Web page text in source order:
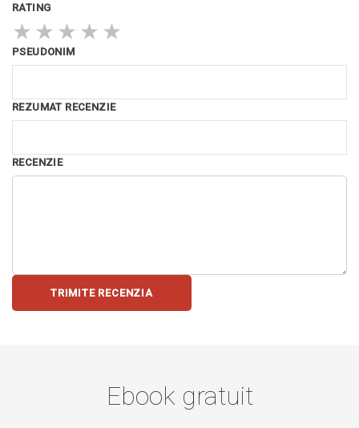
RATING
★ ★ ★ ★ ★
PSEUDONIM
REZUMAT RECENZIE
RECENZIE
TRIMITE RECENZIA
Ebook gratuit